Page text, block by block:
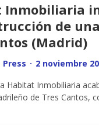
Inmobiliaria
de
(Madrid)
Press · 2 noviembre
Habitat Inmobiliaria
de Tres Cantos,